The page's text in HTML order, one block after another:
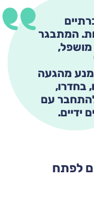
המתבגר
מושפל,
מהגעה
בחדרו,
עם
ידיים.
לפתח